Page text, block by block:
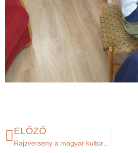
ELŐZŐ
Rajzverseny a magyar kultúra napja alkalmából!